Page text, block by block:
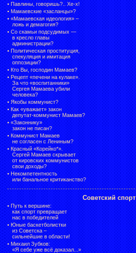
• Павлины, говоришь?.. Хе-х!
• Мамаевские «засланцы»?
• «Мамаевская идеология» –
ложь и демагогия?
• Со скамьи подсудимых —
в кресло главы
администрации?
• Политическая проституция,
спекуляция и имитация
оппозиции?
• Кто Вы, господин Мамаев?
• Рецепт «печени на кулаке».
За что «воспитанники»
Сергея Мамаева убили
человека?
• Якобы коммунист?
• Как «уважает» закон
депутат-коммунист Мамаев?
• «Законнику»
закон не писан?
• Коммунист Мамаев
не согласен с Лениным?
• Красный «Корейко*».
Сергей Мамаев скрывает
от кировских коммунистов
свои доходы?
• Некомпетентность
или банальное критиканство?
Советский спорт
• Путь к вершине:
как спорт превращает
нас в победителей
• Юные баскетболистки
из Советска –
сильнейшие в области!
• Михаил Зубков:
«Я себе уже всё доказал...»